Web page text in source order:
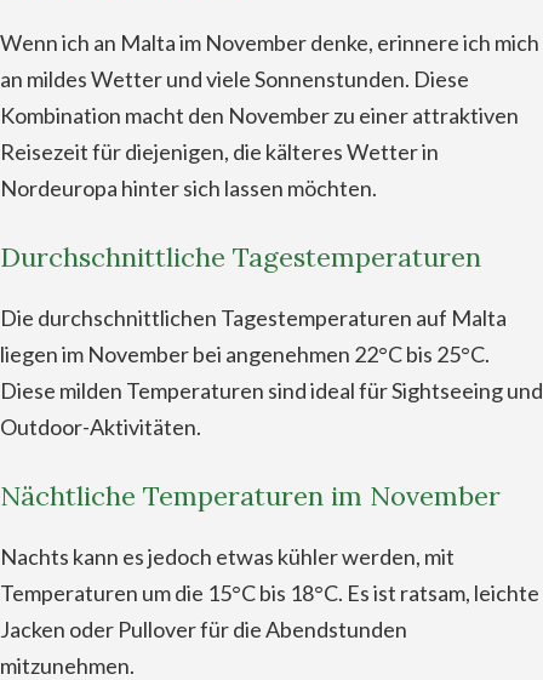
Wenn ich an Malta im November denke, erinnere ich mich
an mildes Wetter und viele Sonnenstunden. Diese
Kombination macht den November zu einer attraktiven
Reisezeit für diejenigen, die kälteres Wetter in
Nordeuropa hinter sich lassen möchten.
Durchschnittliche Tagestemperaturen
Die durchschnittlichen Tagestemperaturen auf Malta
liegen im November bei angenehmen 22°C bis 25°C.
Diese milden Temperaturen sind ideal für Sightseeing und
Outdoor-Aktivitäten.
Nächtliche Temperaturen im November
Nachts kann es jedoch etwas kühler werden, mit
Temperaturen um die 15°C bis 18°C. Es ist ratsam, leichte
Jacken oder Pullover für die Abendstunden
mitzunehmen.